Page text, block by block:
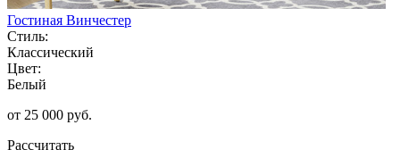
Гостиная Винчестер
Стиль:
Классический
Цвет:
Белый
от 25 000 руб.
Рассчитать